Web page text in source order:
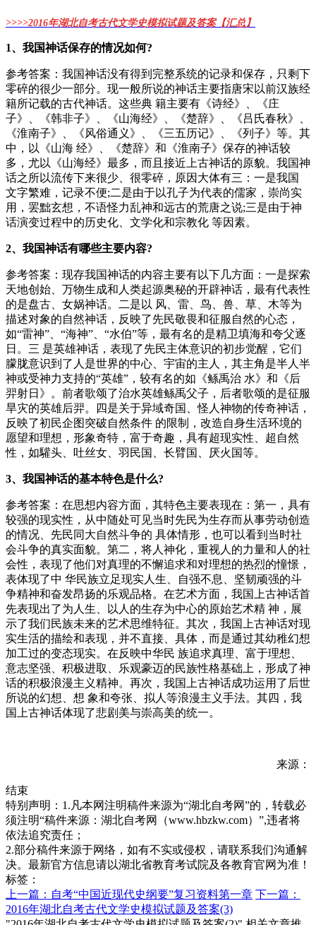
>>>>2016年湖北自考古代文学史模拟试题及答案【汇总】
1、我国神话保存的情况如何?
参考答案：我国神话没有得到完整系统的记录和保存，只剩下
零碎的很少一部分。现一般所说的神话主要指唐宋以前汉族经
籍所记载的古代神话。这些典 籍主要有《诗经》、《庄
子》、《韩非子》、《山海经》、《楚辞》、《吕氏春秋》、
《淮南子》、《风俗通义》、《三五历记》、《列子》等。其
中，以《山海 经》、《楚辞》和《淮南子》保存的神话较
多，尤以《山海经》最多，而且接近上古神话的原貌。我国神
话之所以流传下来很少、很零碎，原因大体有三：一是我国
文字繁难，记录不便;二是由于以孔子为代表的儒家，崇尚实
用，罢黜玄想，不语怪力乱神和远古的荒唐之说;三是由于神
话演变过程中的历史化、文学化和宗教化 等因素。
2、我国神话有哪些主要内容?
参考答案：现存我国神话的内容主要有以下几方面：一是探索
天地创始、万物生成和人类起源奥秘的开辟神话，最有代表性
的是盘古、女娲神话。二是以 风、雷、鸟、兽、草、木等为
描述对象的自然神话，反映了先民敬畏和征服自然的心态，
如“雷神”、“海神”、“水伯”等，最有名的是精卫填海和夸父逐
日。三 是英雄神话，表现了先民主体意识的初步觉醒，它们
朦胧意识到了人是世界的中心、宇宙的主人，其主角是半人半
神或受神力支持的“英雄”，较有名的如《鲧禹治 水》和《后
羿射日》。前者歌颂了治水英雄鲧禹父子，后者歌颂的是征服
旱灾的英雄后羿。四是关于异域奇国、怪人神物的传奇神话，
反映了初民企图突破自然条件 的限制，改造自身生活环境的
愿望和理想，形象奇特，富于奇趣，具有超现实性、超自然
性，如驩头、吐丝女、羽民国、长臂国、厌火国等。
3、我国神话的基本特色是什么?
参考答案：在思想内容方面，其特色主要表现在：第一，具有
较强的现实性，从中随处可见当时先民为生存而从事劳动创造
的情况、先民同大自然斗争的 具体情形，也可以看到当时社
会斗争的真实面貌。第二，将人神化，重视人的力量和人的社
会性，表现了他们对真理的不懈追求和对理想的热烈的憧憬，
表体现了中 华民族立足现实人生、自强不息、坚韧顽强的斗
争精神和奋发昂扬的乐观品格。在艺术方面，我国上古神话首
先表现出了为人生、以人的生存为中心的原始艺术精 神，展
示了我们民族未来的艺术思维特征。其次，我国上古神话对现
实生活的描绘和表现，并不直接、具体，而是通过其幼稚幻想
加工过的变态现实。在反映中华民 族追求真理、富于理想、
意志坚强、积极进取、乐观豪迈的民族性格基础上，形成了神
话的积极浪漫主义精神。再次，我国上古神话成功运用了后世
所说的幻想、想 象和夸张、拟人等浪漫主义手法。其四，我
国上古神话体现了悲剧美与崇高美的统一。
来源：
结束
特别声明：1.凡本网注明稿件来源为“湖北自考网”的，转载必
须注明“稿件来源：湖北自考网（www.hbzkw.com）”,违者将
依法追究责任；
2.部分稿件来源于网络，如有不实或侵权，请联系我们沟通解
决。最新官方信息请以湖北省教育考试院及各教育官网为准！
标签：
上一篇：自考“中国近现代史纲要”复习资料第一章 下一篇：
2016年湖北自考古代文学史模拟试题及答案(3)